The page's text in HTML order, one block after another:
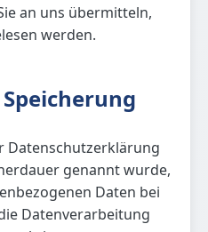
an uns übermitteln,
werden.
Datenschutzerklärung
genannt wurde,
Daten bei
Datenverarbeitung